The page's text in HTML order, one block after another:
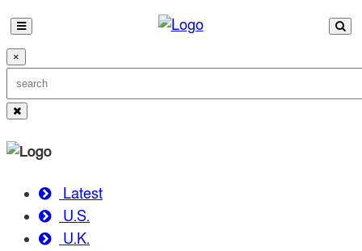
×
Latest
U.S.
U.K.